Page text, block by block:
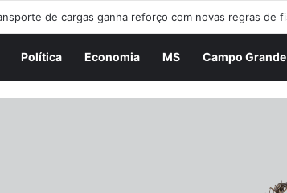
06/08/2026
Política Economia MS Campo Grande